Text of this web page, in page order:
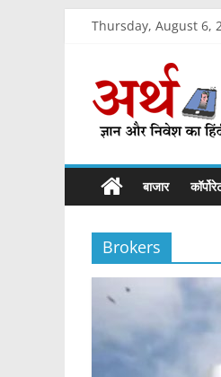
Thursday, August 6,
Business
News
बाजार
Brokers